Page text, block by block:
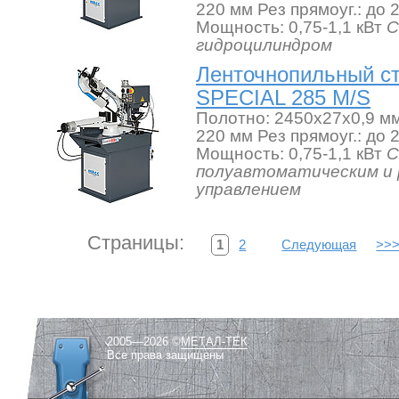
220 мм Рез прямоуг.: до
Мощность: 0,75-1,1 кВт
гидроцилиндром
Ленточнопильный
SPECIAL 285 M/S
Полотно: 2450x27x0,9
220 мм Рез прямоуг.: до
Мощность: 0,75-1,1 кВт С
полуавтоматическим и
управлением
Страницы: 1 2 Следующая
2005—2026 ©МЕТАЛ-ТЕК
Все права защищены